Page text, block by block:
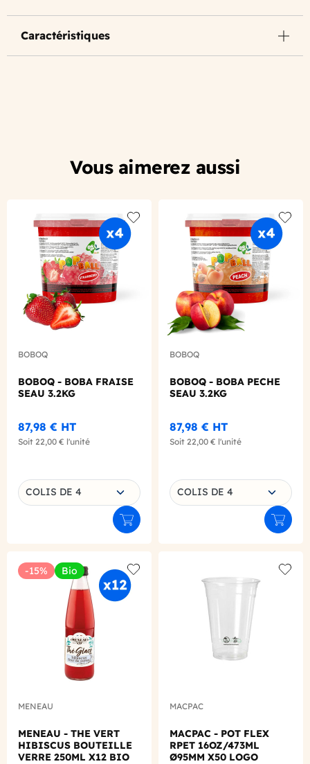
Caractéristiques
Vous aimerez aussi
Add to wishlist
BOBOQ
BOBOQ - BOBA FRAISE
SEAU 3.2KG
87,98 € HT
Soit 22,00 € l'unité
Choisissez une déclinaison
COLIS DE 4
Ajouter au panier
Add
BOBOQ
BOBOQ - BOBA PECHE
SEAU 3.2KG
87,98 € HT
Soit 22,00 € l'unité
Choisissez une déclinaison
COLIS DE 4
-15% Bio
Add to wishlist
MENEAU
MENEAU - THE VERT
HIBISCUS BOUTEILLE
VERRE 250ML X12 BIO
MACPAC
MACPAC - POT FLEX
RPET 16OZ/473ML
Ø95MM X50 LOGO